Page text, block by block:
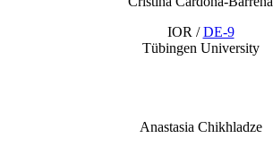
IOR /DE-9
Tübingen University
Anastasia Chikhladze